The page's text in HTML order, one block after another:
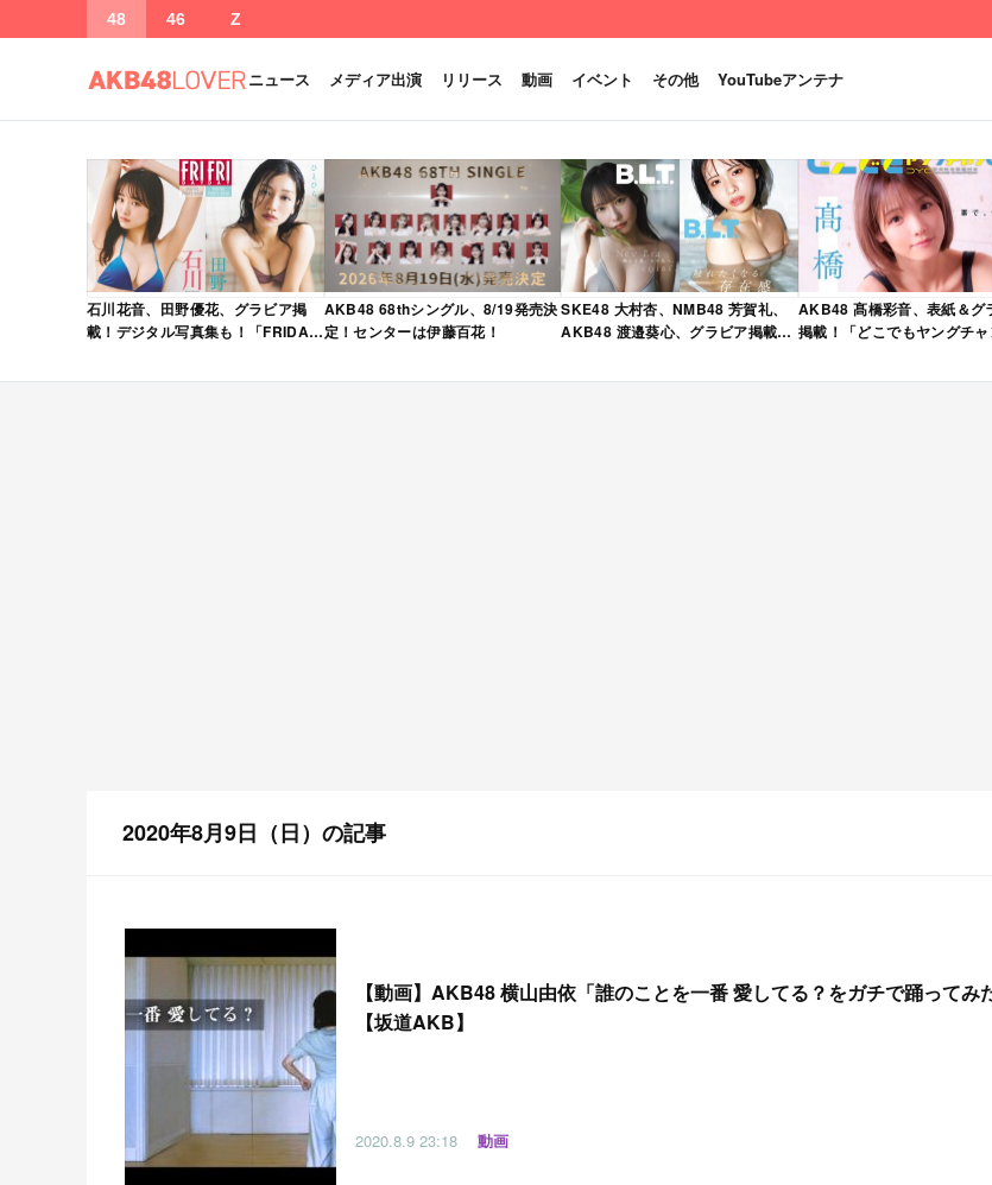
48 46 Z
ニュース メディア出演 リリース 動画 イベント その他 YouTubeアンテナ
石川花音、田野優花、グラビア掲
載！デジタル写真集も！「FRIDAY
発売！
AKB48 68thシングル、8/19発売決
定！センターは伊藤百花！
SKE48 大村杏、NMB48 芳賀礼、
AKB48 渡邉葵心、グラビア掲載！
月号」本日4/28発売！
AKB48 髙橋彩音、表紙＆グ
掲載！「どこでもヤングチャ
2020年8月9日（日）の記事
【動画】AKB48 横山由依「誰のことを一番 愛してる？をガチで踊ってみ
【坂道AKB】
2020.8.9 23:18 動画